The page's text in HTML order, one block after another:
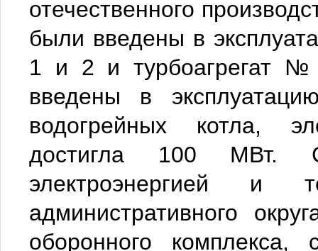
отечественного
были введены в
1 и 2 и турбоагрегат
введены в
водогрейных котла,
достигла 100 МВт.
электроэнергией и
административного
оборонного